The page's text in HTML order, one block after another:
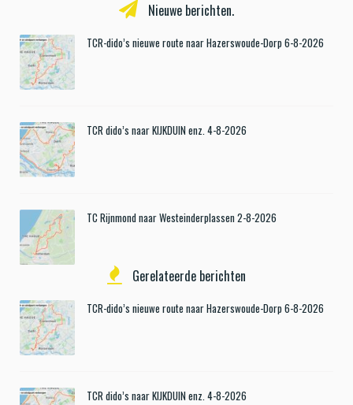
Nieuwe berichten.
TCR-dido’s nieuwe route naar Hazerswoude-Dorp 6-8-2026
TCR dido’s naar KIJKDUIN enz. 4-8-2026
TC Rijnmond naar Westeinderplassen 2-8-2026
Gerelateerde berichten
TCR-dido’s nieuwe route naar Hazerswoude-Dorp 6-8-2026
TCR dido’s naar KIJKDUIN enz. 4-8-2026